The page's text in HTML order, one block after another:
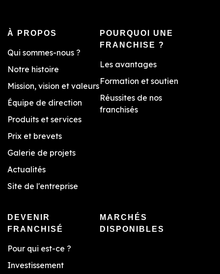
À PROPOS
Qui sommes-nous ?
Notre histoire
Mission, vision et valeurs
Équipe de direction
Produits et services
Prix et brevets
Galerie de projets
Actualités
Site de l'entreprise
POURQUOI UNE
FRANCHISE ?
Les avantages
Formation et soutien
Réussites de nos
franchisés
DEVENIR
FRANCHISÉ
Pour qui est-ce ?
Investissement
MARCHÉS
DISPONIBLES